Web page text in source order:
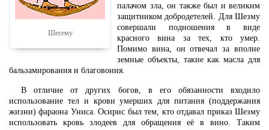
Шесему
палачом зла, он также был и великим
защитником добродетелей. Для Шезму
совершали подношения в виде
красного вина за тех, кто умер.
Помимо вина, он отвечал за вполне
земные объекты, такие как масла для
бальзамирования и благовония.
В отличие от других богов, в его обязанности входило
использование тел и крови умерших для питания (поддержания
жизни) фараона Униса. Осирис был тем, кто отдавал приказ Шезму
использовать кровь злодеев для обращения её в вино. Таким